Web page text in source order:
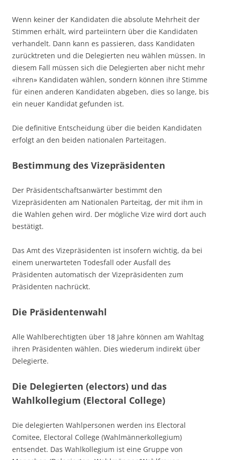
Wenn keiner der Kandidaten die absolute Mehrheit der
Stimmen erhält, wird parteiintern über die Kandidaten
verhandelt. Dann kann es passieren, dass Kandidaten
zurücktreten und die Delegierten neu wählen müssen. In
diesem Fall müssen sich die Delegierten aber nicht mehr
«ihren» Kandidaten wählen, sondern können ihre Stimme
für einen anderen Kandidaten abgeben, dies so lange, bis
ein neuer Kandidat gefunden ist.
Die definitive Entscheidung über die beiden Kandidaten
erfolgt an den beiden nationalen Parteitagen.
Bestimmung des Vizepräsidenten
Der Präsidentschaftsanwärter bestimmt den
Vizepräsidenten am Nationalen Parteitag, der mit ihm in
die Wahlen gehen wird. Der mögliche Vize wird dort auch
bestätigt.
Das Amt des Vizepräsidenten ist insofern wichtig, da bei
einem unerwarteten Todesfall oder Ausfall des
Präsidenten automatisch der Vizepräsidenten zum
Präsidenten nachrückt.
Die Präsidentenwahl
Alle Wahlberechtigten über 18 Jahre können am Wahltag
ihren Präsidenten wählen. Dies wiederum indirekt über
Delegierte.
Die Delegierten (electors) und das
Wahlkollegium (Electoral College)
Die delegierten Wahlpersonen werden ins Electoral
Comitee, Electoral College (Wahlmännerkollegium)
entsendet. Das Wahlkollegium ist eine Gruppe von